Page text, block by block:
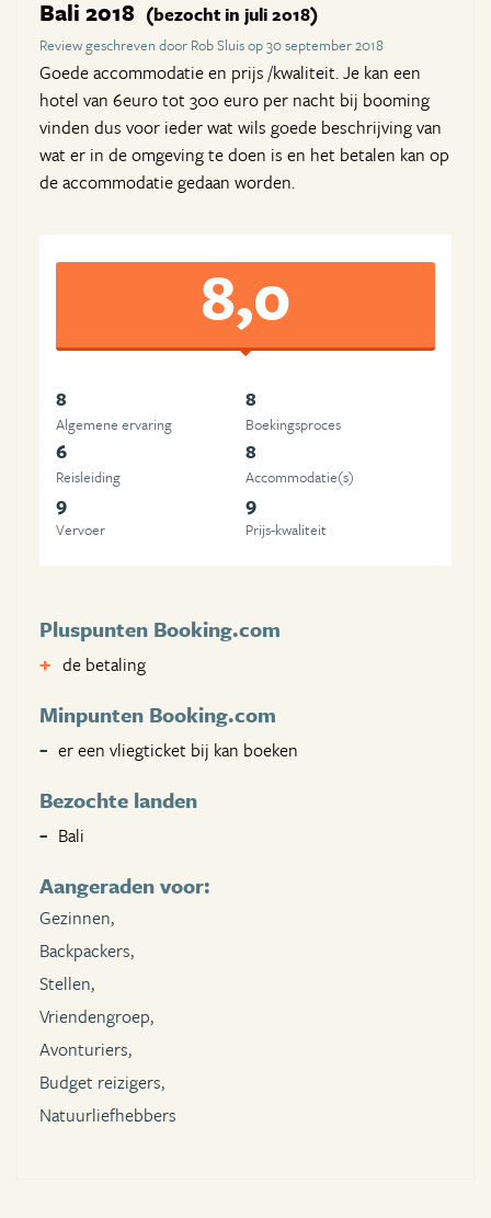
Bali 2018 (bezocht in juli 2018)
Review geschreven door Rob Sluis op 30 september 2018
Goede accommodatie en prijs /kwaliteit. Je kan een
hotel van 6euro tot 300 euro per nacht bij booming
vinden dus voor ieder wat wils goede beschrijving van
wat er in de omgeving te doen is en het betalen kan op
de accommodatie gedaan worden.
8,0
8
Algemene ervaring
8
Boekingsproces
6
Reisleiding
8
Accommodatie(s)
9
Vervoer
9
Prijs-kwaliteit
Pluspunten Booking.com
de betaling
Minpunten Booking.com
er een vliegticket bij kan boeken
Bezochte landen
Bali
Aangeraden voor:
Gezinnen,
Backpackers,
Stellen,
Vriendengroep,
Avonturiers,
Budget reizigers,
Natuurliefhebbers